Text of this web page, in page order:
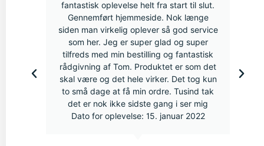
fantastisk oplevelse helt fra start til slut.
Gennemført hjemmeside. Nok længe
siden man virkelig oplever så god service
som her. Jeg er super glad og super
tilfreds med min bestilling og fantastisk
rådgivning af Tom. Produktet er som det
skal være og det hele virker. Det tog kun
to små dage at få min ordre. Tusind tak
det er nok ikke sidste gang i ser mig
Dato for oplevelse: 15. januar 2022